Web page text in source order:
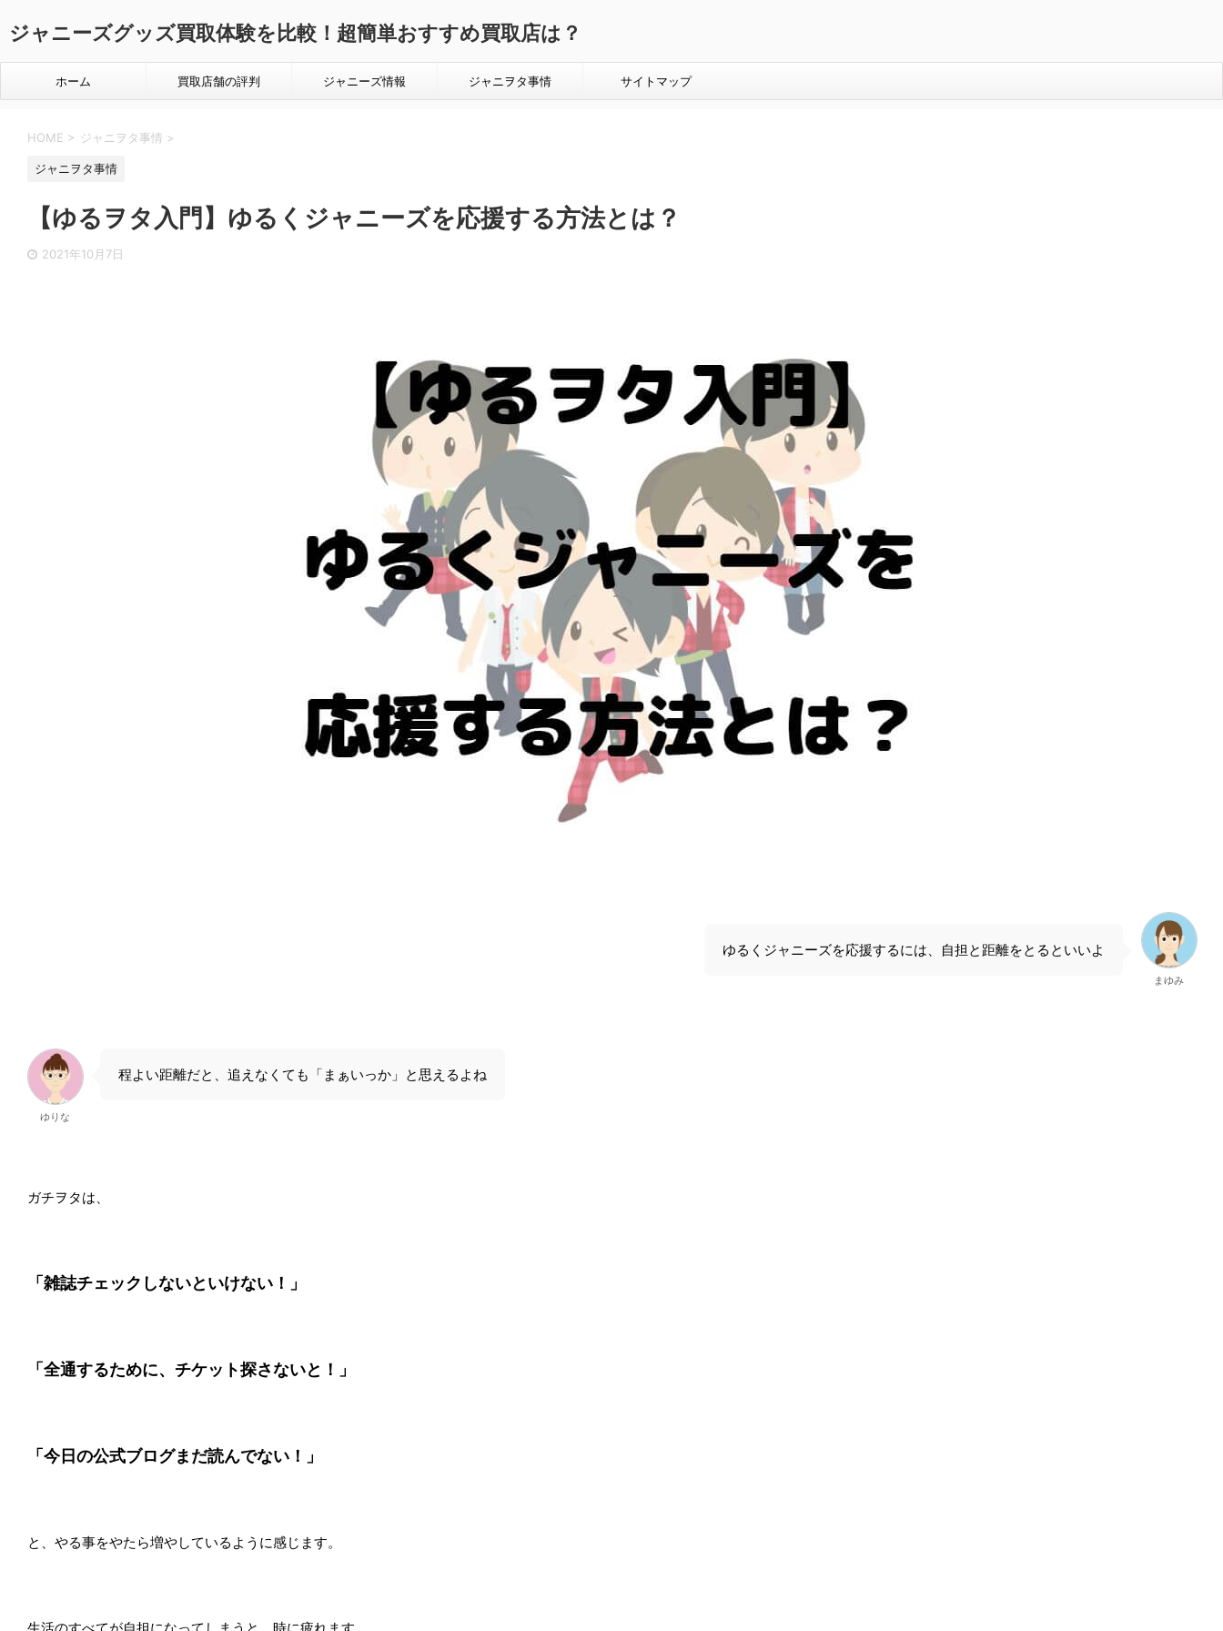
ジャニーズグッズ買取体験を比較！超簡単おすすめ買取店は？
ホーム 買取店舗の評判 ジャニーズ情報 ジャニヲタ事情 サイトマップ
HOME > ジャニヲタ事情 >
ジャニヲタ事情
【ゆるヲタ入門】ゆるくジャニーズを応援する方法とは？
2021年10月7日
ゆるくジャニーズを応援するには、自担と距離をとるといいよ
まゆみ
ゆりな
程よい距離だと、追えなくても「まぁいっか」と思えるよね
ガチヲタは、
「雑誌チェックしないといけない！」
「全通するために、チケット探さないと！」
「今日の公式ブログまだ読んでない！」
と、やる事をやたら増やしているように感じます。